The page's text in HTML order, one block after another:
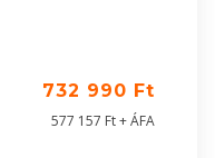
732 990 Ft
577 157 Ft + ÁFA